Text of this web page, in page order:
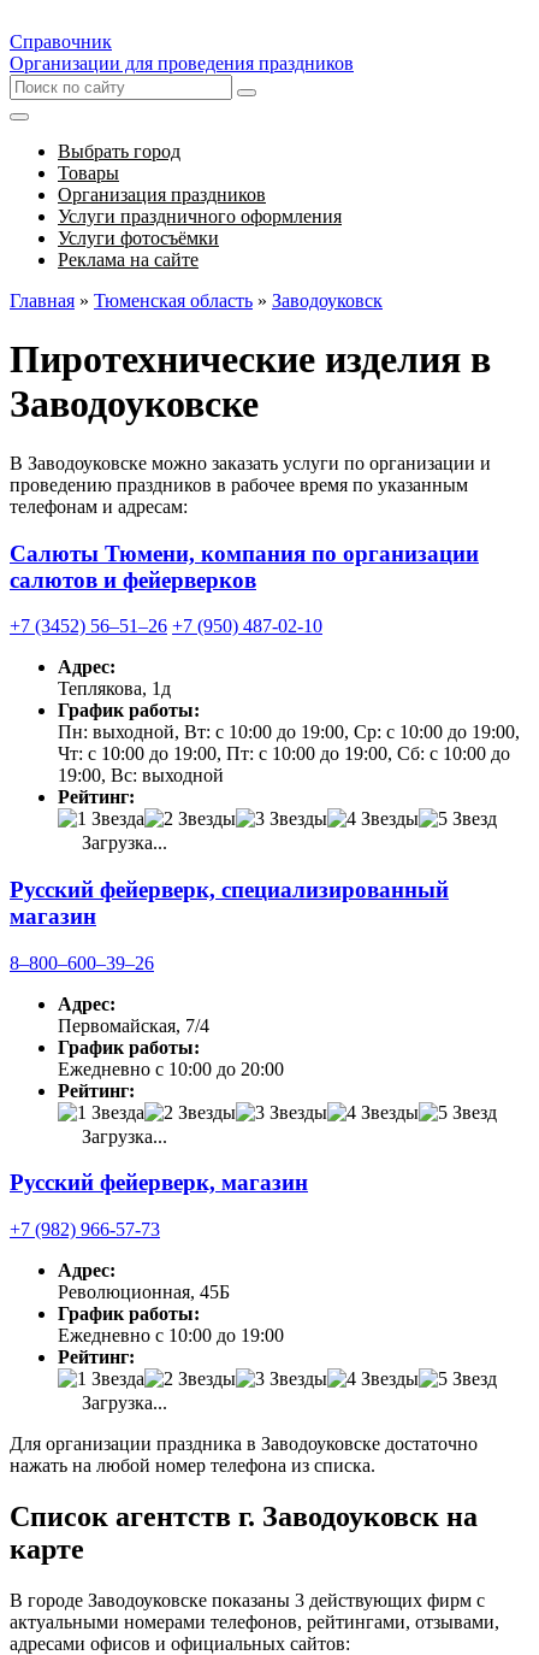
Справочник
Организации для проведения праздников
Выбрать город
Товары
Организация праздников
Услуги праздничного оформления
Услуги фотосъёмки
Реклама на сайте
Главная » Тюменская область » Заводоуковск
Пиротехнические изделия в
Заводоуковске
В Заводоуковске можно заказать услуги по организации и
проведению праздников в рабочее время по указанным
телефонам и адресам:
Салюты Тюмени, компания по организации
салютов и фейерверков
+7 (3452) 56‒51‒26 +7 (950) 487-02-10
Адрес:
Теплякова, 1д
График работы:
Пн: выходной, Вт: с 10:00 до 19:00, Ср: с 10:00 до 19:00,
Чт: с 10:00 до 19:00, Пт: с 10:00 до 19:00, Сб: с 10:00 до
19:00, Вс: выходной
Рейтинг:
Загрузка...
Русский фейерверк, специализированный
магазин
8‒800‒600‒39‒26
Адрес:
Первомайская, 7/4
График работы:
Ежедневно с 10:00 до 20:00
Рейтинг:
Загрузка...
Русский фейерверк, магазин
+7 (982) 966-57-73
Адрес:
Революционная, 45Б
График работы:
Ежедневно с 10:00 до 19:00
Рейтинг:
Загрузка...
Для организации праздника в Заводоуковске достаточно
нажать на любой номер телефона из списка.
Список агентств г. Заводоуковск на
карте
В городе Заводоуковске показаны 3 действующих фирм с
актуальными номерами телефонов, рейтингами, отзывами,
адресами офисов и официальных сайтов: